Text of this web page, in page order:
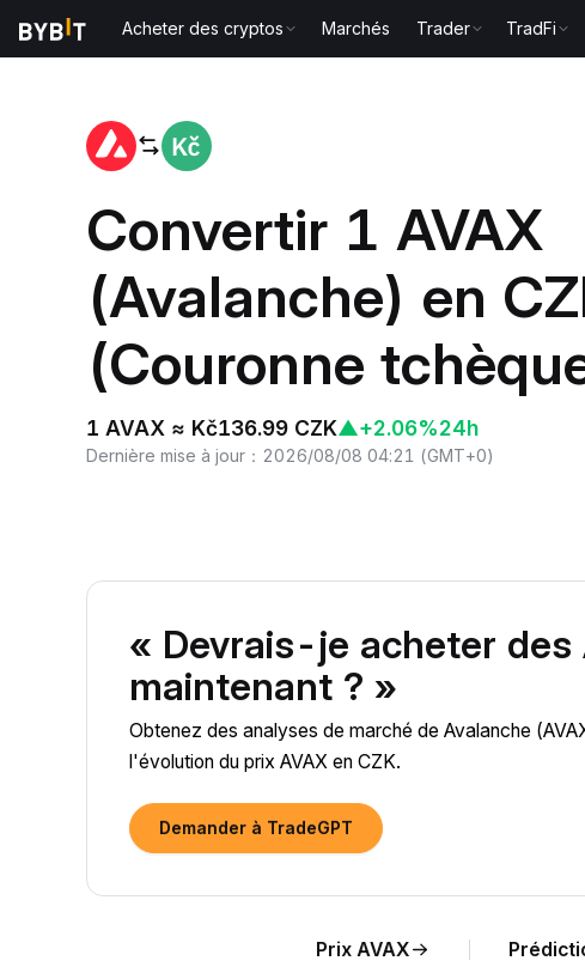
Acheter des cryptos Marchés Trader TradFi
Convertir 1 AVAX
(Avalanche) en
(Couronne
1 AVAX ≈ Kč136.99 CZK▲+2.06%24h
Dernière mise à jour ： 2026/08/08 04:21 (GMT+0)
« Devrais-je acheter des
maintenant ? »
Obtenez des analyses de marché de Avalanche
l'évolution du prix AVAX en CZK.
Demander à TradeGPT
Prix AVAX